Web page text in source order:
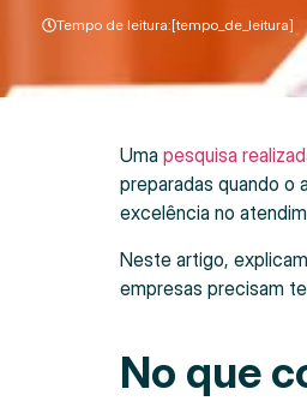
Tempo de leitura:[tempo_de_leitura]
Uma pesquisa
preparadas quando o
excelência no
Neste artigo,
empresas precisam
No que